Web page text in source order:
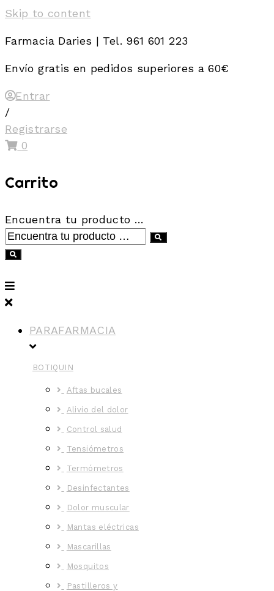
Skip to content
Farmacia Daries | Tel. 961 601 223
Envío gratis en pedidos superiores a 60€
Entrar
/
Registrarse
0
Carrito
Encuentra tu producto …
PARAFARMACIA
BOTIQUIN
Aftas bucales
Alivio del dolor
Control salud
Tensiómetros
Termómetros
Desinfectantes
Dolor muscular
Mantas eléctricas
Mascarillas
Mosquitos
Pastilleros y